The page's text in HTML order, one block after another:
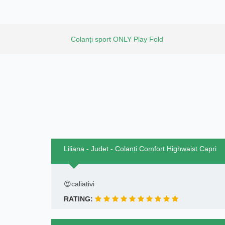
Colanți sport ONLY Play Fold
Liliana - Judet - Colanți Comfort Highwaist Capri
😍caliativi
RATING: